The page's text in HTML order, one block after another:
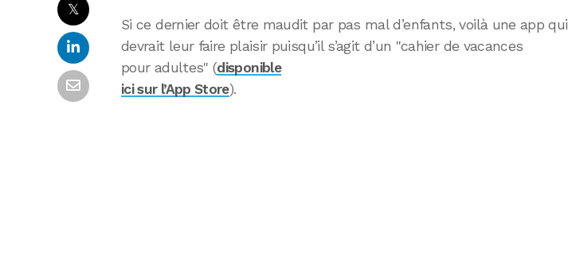
𝕏
Si ce dernier doit être maudit par pas mal d’enfants, voilà une app qui
devrait leur faire plaisir puisqu’il s’agit d’un "cahier de vacances
pour adultes" (disponible
ici sur l’App Store).